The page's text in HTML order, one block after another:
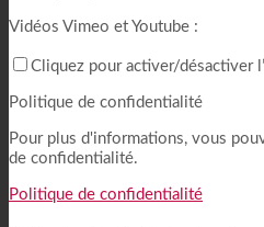
Vidéos Vimeo et Youtube :
Cliquez pour activer/désactiver
Politique de confidentialité
Pour plus d'informations, vous
de confidentialité.
Politique de confidentialité